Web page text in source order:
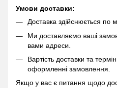
Умови доставки:
Доставка здійснюється по
Ми доставляємо ваші
вами адреси.
Вартість доставки та
оформленні замовлення.
Якщо у вас є питання щодо